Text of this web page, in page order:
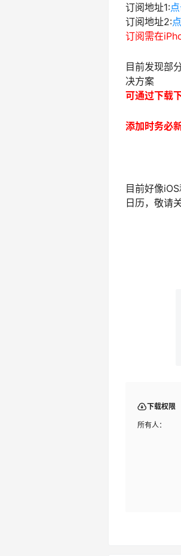
订阅地址1:
订阅地址2:
订阅需在
目前发现部
决方案
可通过下载
添加时务必
目前好像
日历，敬请
下载权限
所有人：